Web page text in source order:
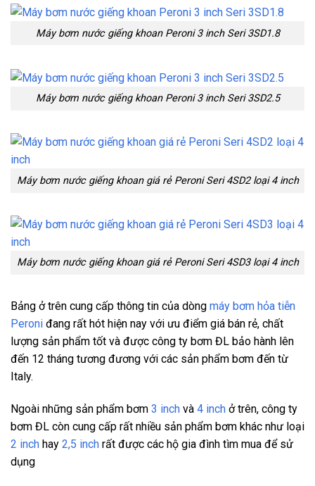
Máy bơm nước giếng khoan Peroni 3 inch Seri 3SD1.8
Máy bơm nước giếng khoan Peroni 3 inch Seri 3SD2.5
Máy bơm nước giếng khoan giá rẻ Peroni Seri 4SD2 loại 4 inch
Máy bơm nước giếng khoan giá rẻ Peroni Seri 4SD3 loại 4 inch
Bảng ở trên cung cấp thông tin của dòng máy bơm hỏa tiễn
Peroni đang rất hót hiện nay với ưu điểm giá bán rẻ, chất
lượng sản phẩm tốt và được công ty bơm ĐL bảo hành lên
đến 12 tháng tương đương với các sản phẩm bơm đến từ
Italy.
Ngoài những sản phẩm bơm 3 inch và 4 inch ở trên, công ty
bơm ĐL còn cung cấp rất nhiều sản phẩm bơm khác như loại
2 inch hay 2,5 inch rất được các hộ gia đình tìm mua để sử
dụng